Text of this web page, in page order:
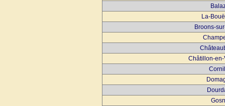
La-
Broons-
Châtillon-